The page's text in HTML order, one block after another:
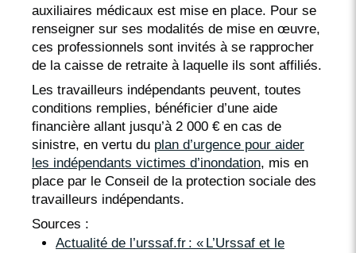
auxiliaires médicaux est mise en place. Pour se
renseigner sur ses modalités de mise en œuvre,
ces professionnels sont invités à se rapprocher
de la caisse de retraite à laquelle ils sont affiliés.
Les travailleurs indépendants peuvent, toutes
conditions remplies, bénéficier d’une aide
financière allant jusqu’à 2 000 € en cas de
sinistre, en vertu du plan d’urgence pour aider
les indépendants victimes d’inondation, mis en
place par le Conseil de la protection sociale des
travailleurs indépendants.
Sources :
Actualité de l’urssaf.fr : « L’Urssaf et le